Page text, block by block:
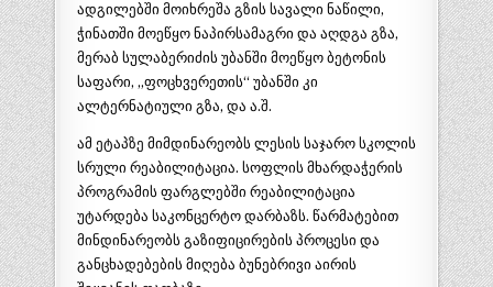
ადგილებში მოიხრეშა გზის სავალი ნაწილი,
ჭინათში მოეწყო ნაპირსამაგრი და აღდგა გზა,
მერაბ სულაბერიძის უბანში მოეწყო ბეტონის
საფარი, „ფოცხვერეთის“ უბანში კი
ალტერნატიული გზა, და ა.შ.
ამ ეტაპზე მიმდინარეობს ლესის საჯარო სკოლის
სრული რეაბილიტაცია. სოფლის მხარდაჭერის
პროგრამის ფარგლებში რეაბილიტაცია
უტარდება საკონცერტო დარბაზს. წარმატებით
მინდინარეობს გაზიფიცირების პროცესი და
განცხადებების მიღება ბუნებრივი აირის